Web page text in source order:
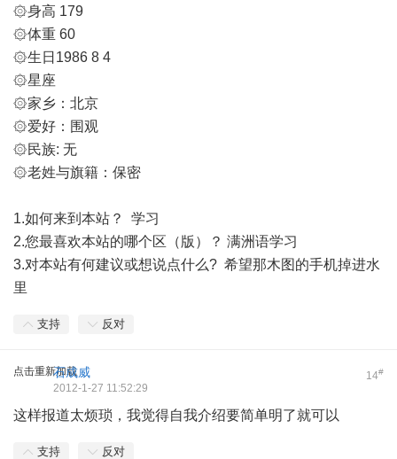
۞身高 179
۞体重 60
۞生日1986 8 4
۞星座
۞家乡：北京
۞爱好：围观
۞民族: 无
۞老姓与旗籍：保密
1.如何来到本站？ 学习
2.您最喜欢本站的哪个区（版）？ 满洲语学习
3.对本站有何建议或想说点什么? 希望那木图的手机掉进水
里
支持 反对
点击重新加载 14#
石成威
2012-1-27 11:52:29
这样报道太烦琐，我觉得自我介绍要简单明了就可以
支持 反对